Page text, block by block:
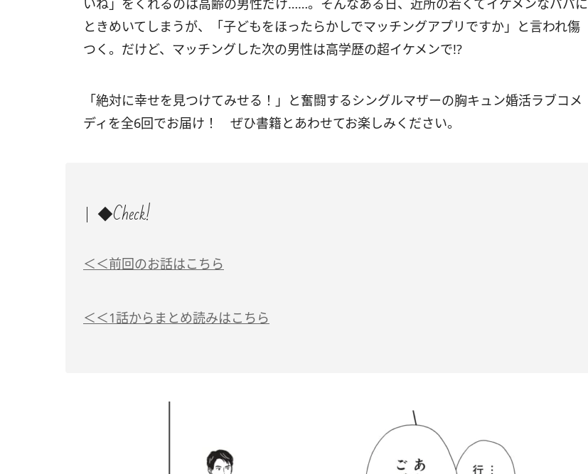
いね」をくれるのは高齢の男性だけ……。そんなある日、近所の若くてイケメンなパパに
ときめいてしまうが、「子どもをほったらかしでマッチングアプリですか」と言われ傷
つく。だけど、マッチングした次の男性は高学歴の超イケメンで!?
「絶対に幸せを見つけてみせる！」と奮闘するシングルマザーの胸キュン婚活ラブコメ
ディを全6回でお届け！ ぜひ書籍とあわせてお楽しみください。
◆Check!
＜＜前回のお話はこちら
＜＜1話からまとめ読みはこちら